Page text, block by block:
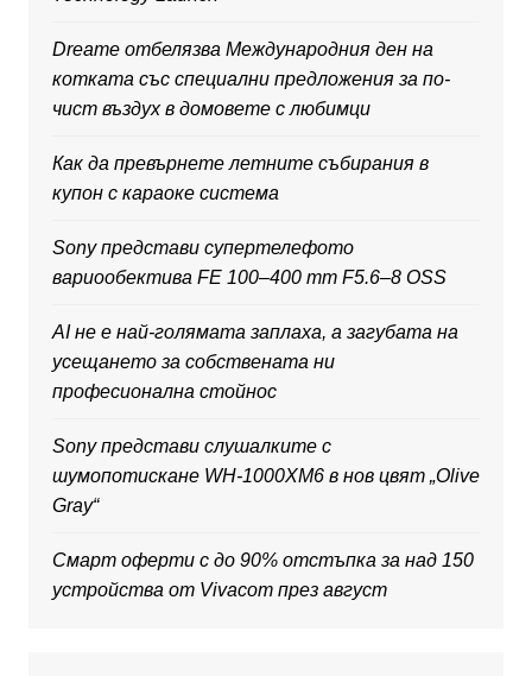
Dreame отбелязва Международния ден на
котката със специални предложения за по-
чист въздух в домовете с любимци
Как да превърнете летните събирания в
купон с караоке система
Sony представи супертелефото
вариообектива FE 100–400 mm F5.6–8 OSS
AI не е най-голямата заплаха, а загубата на
усещането за собствената ни
професионална стойнос
Sony представи слушалките с
шумопотискане WH-1000XM6 в нов цвят „Olive
Gray“
Смарт оферти с до 90% отстъпка за над 150
устройства от Vivacom през август